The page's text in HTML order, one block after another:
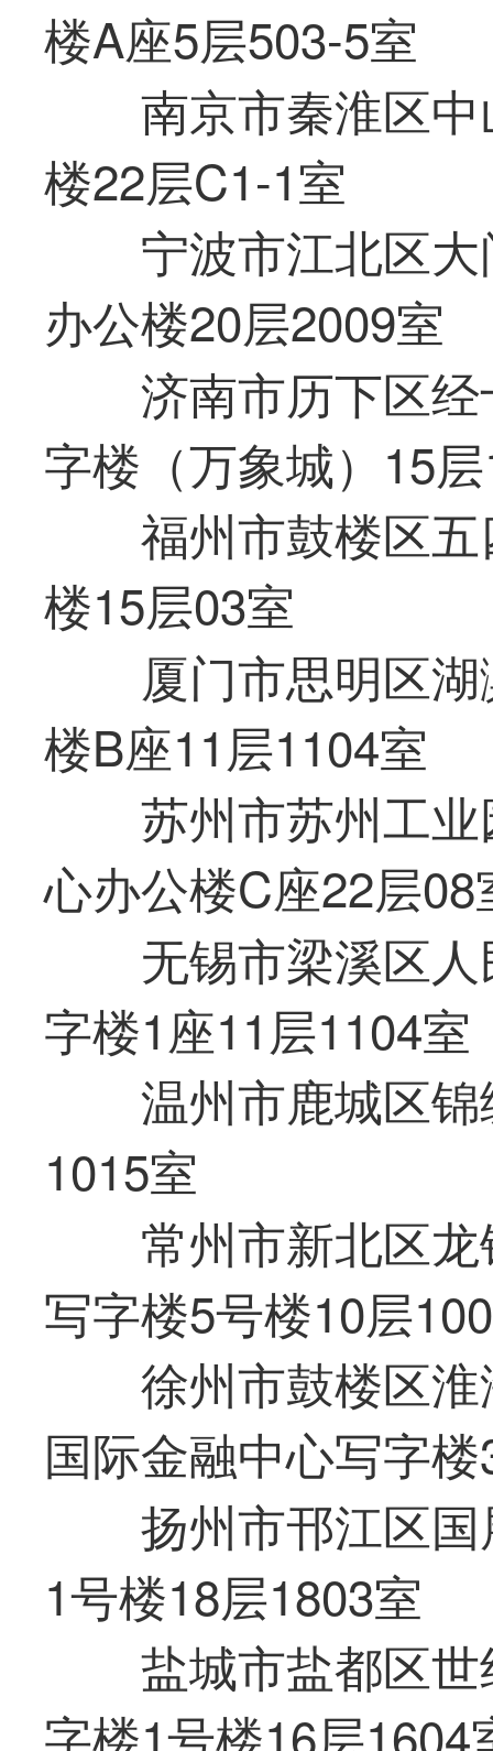
楼A座5层503-5室
南京市秦淮区
楼22层C1-1室
宁波市江北区
办公楼20层2009室
济南市历下区
字楼（万象城）15
福州市鼓楼区
楼15层03室
厦门市思明区
楼B座11层1104室
苏州市苏州工
心办公楼C座22层08
无锡市梁溪区
字楼1座11层1104室
温州市鹿城区
1015室
常州市新北区
写字楼5号楼10层
徐州市鼓楼区
国际金融中心写字
扬州市邗江区
1号楼18层1803室
盐城市盐都区
字楼1号楼16层1604